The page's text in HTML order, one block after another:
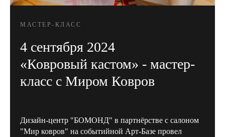
МАСТЕР-КЛАСС
4 сентября 2024
«Ковровый кастом» - мастер-
класс с Миром Ковров
Дизайн-центр "БОМОНД" в партнёрстве с салоном
"Мир ковров" на событийной Арт-Базе провел